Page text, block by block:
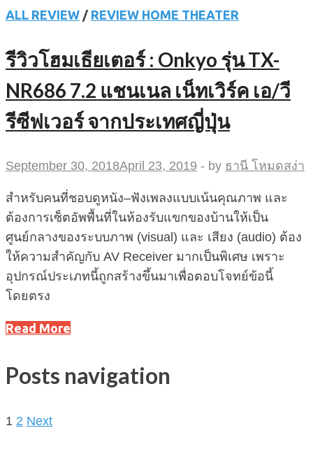
ALL REVIEW / REVIEW HOME THEATER
รีวิวโฮมเธียเตอร์ : Onkyo รุ่น TX-
NR686 7.2 แชนเนล เน็ทเวิร์ค เอ/วี
รีซีฟเวอร์ จากประเทศญี่ปุ่น
September 30, 2018April 23, 2019 - by ธานี โหมดสง่า
สำหรับคนที่ชอบดูหนัง–ฟังเพลงแบบเน้นคุณภาพ และ
ต้องการเซ็ตอัพพื้นที่ในห้องรับแขกของบ้านให้เป็น
ศูนย์กลางของระบบภาพ (visual) และ เสียง (audio) ต้อง
ให้ความสำคัญกับ AV Receiver มากเป็นพิเศษ เพราะ
อุปกรณ์ประเภทนี้ถูกสร้างขึ้นมาเพื่อตอบโจทย์ข้อนี้
โดยตรง
Read More
Posts navigation
1 2 Next